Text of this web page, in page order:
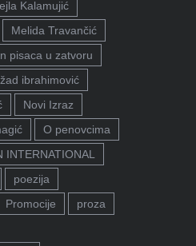
Kalamujić
Melida Travančić
pisaca u zatvoru
ibrahimović
Novi Izraz
O penovcima
INTERNATIONAL
poezija
Promocije
proza